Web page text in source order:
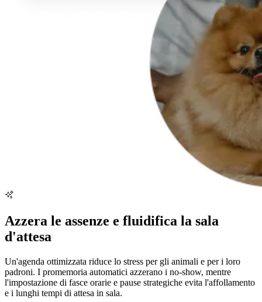
Azzera le assenze e fluidifica la sala
d'attesa
Un'agenda ottimizzata riduce lo stress per gli animali e per i loro
padroni. I promemoria automatici azzerano i no-show, mentre
l'impostazione di fasce orarie e pause strategiche evita l'affollamento
e i lunghi tempi di attesa in sala.